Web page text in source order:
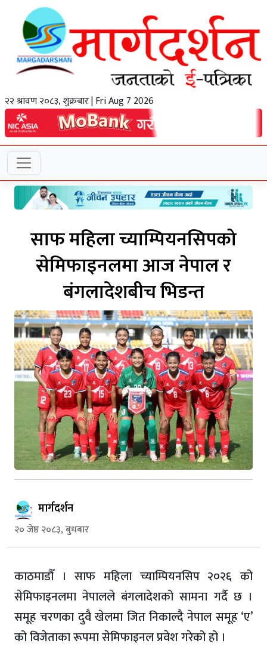
२२ श्रावण २०८३, शुक्रबार | Fri Aug 7 2026
साफ महिला च्याम्पियनसिपको
सेमिफाइनलमा आज नेपाल र
बंगलादेशबीच भिडन्त
मार्गदर्शन
२० जेष्ठ २०८३, बुधबार
काठमाडौँ । साफ महिला च्याम्पियनसिप २०२६ को
सेमिफाइनलमा नेपालले बंगलादेशको सामना गर्दै छ ।
समूह चरणका दुवै खेलमा जित निकाल्दै नेपाल समूह ‘ए’
को विजेताका रूपमा सेमिफाइनल प्रवेश गरेको हो ।